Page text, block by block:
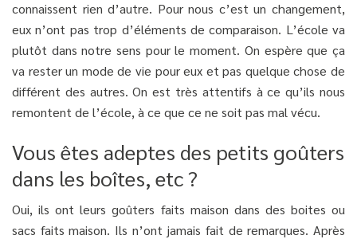
connaissent rien d’autre. Pour nous c’est un changement,
eux n’ont pas trop d’éléments de comparaison. L’école va
plutôt dans notre sens pour le moment. On espère que ça
va rester un mode de vie pour eux et pas quelque chose de
différent des autres. On est très attentifs à ce qu’ils nous
remontent de l’école, à ce que ce ne soit pas mal vécu.
Vous êtes adeptes des petits goûters
dans les boîtes, etc ?
Oui, ils ont leurs goûters faits maison dans des boites ou
sacs faits maison. Ils n’ont jamais fait de remarques. Après